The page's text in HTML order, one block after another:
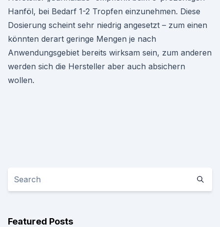
Hanföl, bei Bedarf 1-2 Tropfen einzunehmen. Diese
Dosierung scheint sehr niedrig angesetzt – zum einen
könnten derart geringe Mengen je nach
Anwendungsgebiet bereits wirksam sein, zum anderen
werden sich die Hersteller aber auch absichern
wollen.
Featured Posts